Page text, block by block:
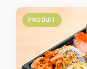
PRODUIT